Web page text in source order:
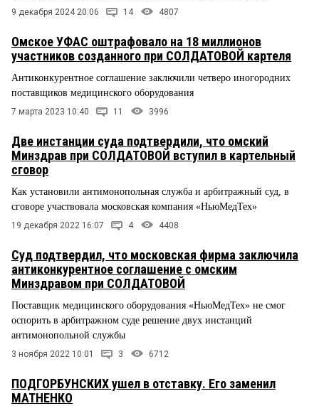
9 декабря 2024 20:06 14 4807
Омское УФАС оштрафовало на 18 миллионов
участников созданного при СОЛДАТОВОЙ картеля
Антиконкурентное соглашение заключили четверо иногородних
поставщиков медицинского оборудования
7 марта 2023 10:40 11 3996
Две инстанции суда подтвердили, что омский
Минздрав при СОЛДАТОВОЙ вступил в картельный
сговор
Как установили антимонопольная служба и арбитражный суд, в
сговоре участвовала московская компания «НьюМедТех»
19 декабря 2022 16:07 4 4408
Суд подтвердил, что московская фирма заключила
антиконкурентное соглашение с омским
Минздравом при СОЛДАТОВОЙ
Поставщик медицинского оборудования «НьюМедТех» не смог
оспорить в арбитражном суде решение двух инстанций
антимонопольной службы
3 ноября 2022 10:01 3 6712
ПОДГОРБУНСКИХ ушел в отставку. Его заменил
МАТНЕНКО